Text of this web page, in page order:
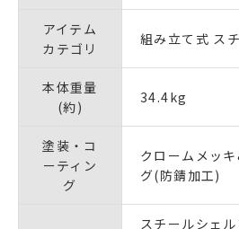
アイテム
カテゴリ
組み立て式 ス
本体重量
(約)
34.4kg
塗装・コ
ーティン
グ
クロームメッ
グ(防錆加工)
スチールシェ